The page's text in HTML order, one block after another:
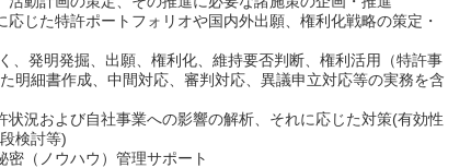
応じた特許ポートフォリオや国内外出願、権利化戦略の策定・
、発明発掘、出願、権利化、維持要否判断、権利活用（特許事
明細書作成、中間対応、審判対応、異議申立対応等の実務を含
状況および自社事業への影響の解析、それに応じた対策(有効性
検討等)
密（ノウハウ）管理サポート